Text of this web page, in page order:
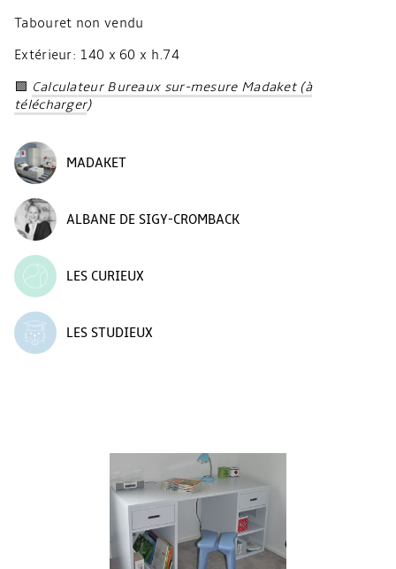
Tabouret non vendu
Extérieur: 140 x 60 x h.74
🟩 Calculateur Bureaux sur-mesure Madaket (à
télécharger)
MADAKET
ALBANE DE SIGY-CROMBACK
LES CURIEUX
LES STUDIEUX